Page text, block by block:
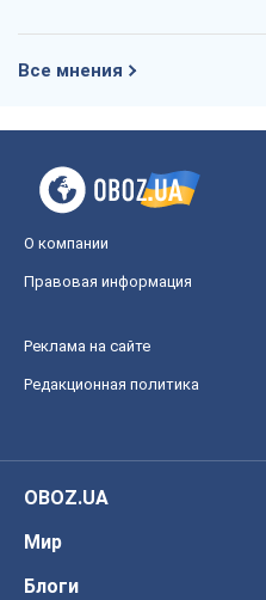
Все мнения
О компании
Правовая информация
Реклама на сайте
Редакционная политика
OBOZ.UA
Мир
Блоги